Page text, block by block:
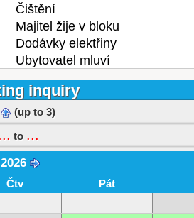
Čištění
Majitel žije v bloku
Dodávky elektřiny
Ubytovatel mluví
inquiry
(up to 3)
to ...
Čtv Pát